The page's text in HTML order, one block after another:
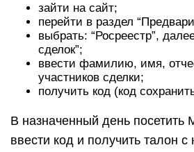
зайти на сайт;
перейти в раздел
выбрать: “Росреестр”,
сделок”;
ввести фамилию, имя,
участников сделки;
получить код (код
В назначенный день
ввести код и получить талон